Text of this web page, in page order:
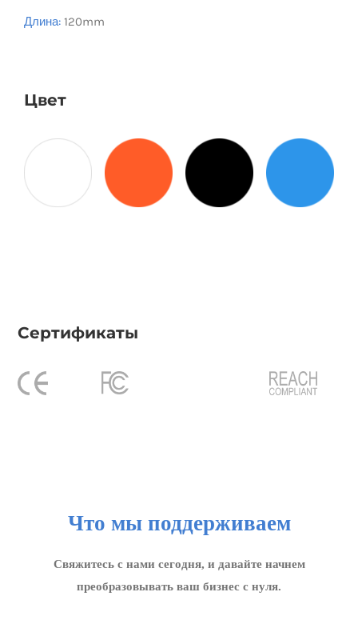
Длина: 120mm
Цвет
Сертификаты
Что мы поддерживаем
Свяжитесь с нами сегодня, и давайте начнем
преобразовывать ваш бизнес с нуля.